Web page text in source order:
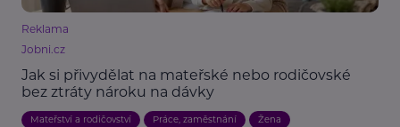
Reklama
Jobni.cz
Jak si přivydělat na mateřské nebo rodičovské
bez ztráty nároku na dávky
Mateřství a rodičovství Práce, zaměstnání Žena